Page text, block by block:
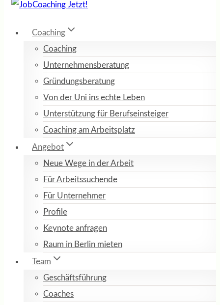
Coaching
Coaching
Unternehmensberatung
Gründungsberatung
Von der Uni ins echte Leben
Unterstützung für Berufseinsteiger
Coaching am Arbeitsplatz
Angebot
Neue Wege in der Arbeit
Für Arbeitssuchende
Für Unternehmer
Profile
Keynote anfragen
Raum in Berlin mieten
Team
Geschäftsführung
Coaches